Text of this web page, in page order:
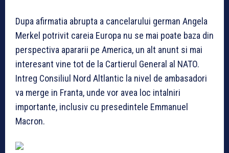
Dupa afirmatia abrupta a cancelarului german Angela
Merkel potrivit careia Europa nu se mai poate baza din
perspectiva apararii pe America, un alt anunt si mai
interesant vine tot de la Cartierul General al NATO.
Intreg Consiliul Nord Altlantic la nivel de ambasadori
va merge in Franta, unde vor avea loc intalniri
importante, inclusiv cu presedintele Emmanuel
Macron.